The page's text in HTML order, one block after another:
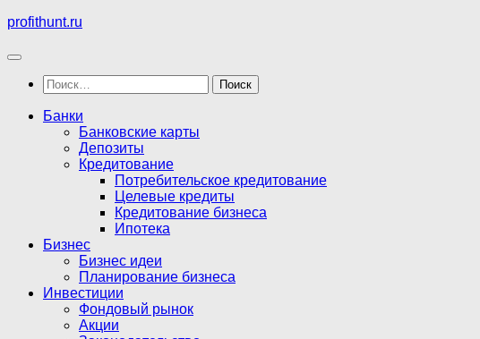
Перейти
содержимому
profithunt.ru
Найти:
Банки
Банковские карты
Депозиты
Кредитование
Потребительское кредитование
Целевые кредиты
Кредитование бизнеса
Ипотека
Бизнес
Бизнес идеи
Планирование бизнеса
Инвестиции
Фондовый рынок
Акции